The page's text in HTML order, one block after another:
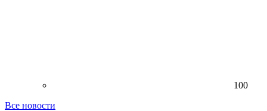
100
Все новости